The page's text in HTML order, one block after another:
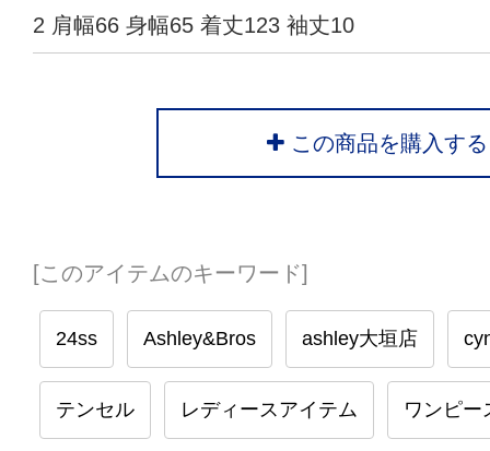
2 肩幅66 身幅65 着丈123 袖丈10
この商品を購入する
[このアイテムのキーワード]
24ss Ashley&Bros ashley大垣店
テンセル レディースアイテム ワンピー